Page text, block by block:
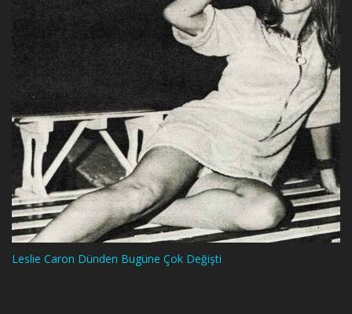
Leslie Caron Dünden Bugüne Çok Değişti